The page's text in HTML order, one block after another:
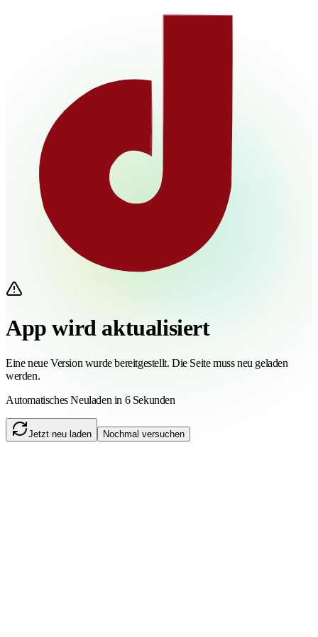
App wird aktualisiert
Eine neue Version wurde bereitgestellt. Die Seite muss neu geladen
werden.
Automatisches Neuladen in 6 Sekunden
Jetzt neu laden Nochmal versuchen